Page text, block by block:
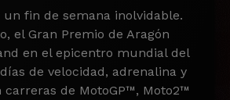
fin de semana inolvidable.
el Gran Premio de Aragón
en el epicentro mundial del
de velocidad, adrenalina y
de MotoGP™, Moto2™